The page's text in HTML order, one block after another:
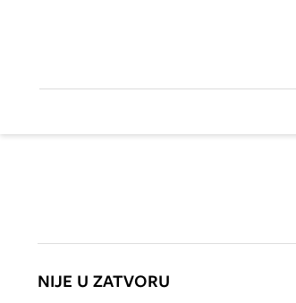
NIJE U ZATVORU